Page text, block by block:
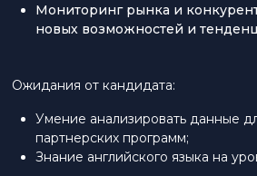
Мониторинг рынка и
новых возможностей и
Ожидания от кандидата:
Умение анализировать данные
партнерских программ;
Знание английского языка на